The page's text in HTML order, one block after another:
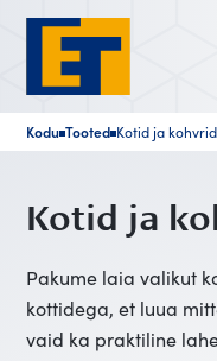
Kodu■Tooted■Kotid ja kohvrid
Kotid ja
Pakume laia valikut
kottidega, et luua
vaid ka praktiline